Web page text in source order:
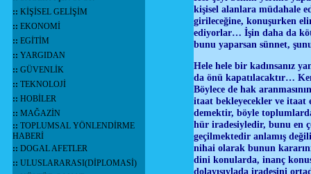
:: KİŞİSEL GELİŞİM
:: EKONOMİ
:: EGİTİM
:: YARGIDAN
:: GÜVENLİK
:: TEKNOLOJİ
:: HOBİLER
:: MAĞAZİN
:: TOPLUMSAL YÖNLENDİRME
HABERİ
:: DOGAL AFETLER
:: ULUSLARARASI(DİPLOMASİ)
kişisel alanlara müdahale
girileceğine, konuşurken
ediyorlar… İşin daha da
bunu yaparsan sünnet,
Hele hele bir kadınsanız
da önü kapatılacaktır…
Böylece de hak
itaat bekleyecekler ve
demektir, böyle
hür iradesiyledir, bunu en
geçilmektedir anlamış
nihai olarak bunun
dini konularda, inanç
dolayısıylada iradesini